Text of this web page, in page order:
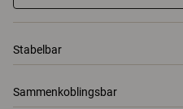
Stabelbar
Sammenkoblingsbar